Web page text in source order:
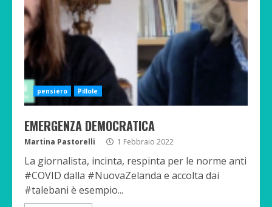
pensiero Pillole
EMERGENZA DEMOCRATICA
Martina Pastorelli 1 Febbraio 2022
La giornalista, incinta, respinta per le norme anti
#COVID dalla #NuovaZelanda e accolta dai
#talebani è esempio...